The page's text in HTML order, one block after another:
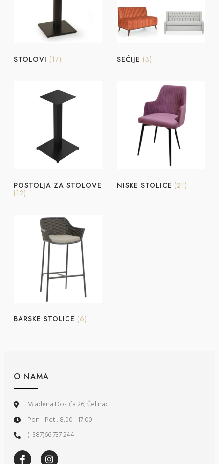
STOLOVI (17) SEĆIJE (3)
POSTOLJA ZA STOLOVE
(12)
NISKE STOLICE (21)
BARSKE STOLICE (6)
O NAMA
Mladena Dokića 26, Čelinac
Pon - Pet : 8:00 - 17:00
(+387)66 737 244